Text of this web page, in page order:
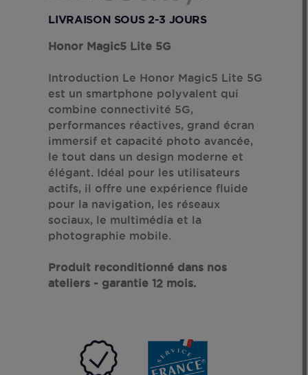
LIVRAISON SOUS 2-3 JOURS
Honor Magic5 Lite 5G
Introduction Le Honor Magic5 Lite 5G
est un smartphone polyvalent qui
combine connectivité 5G,
performances réactives, grand écran
immersif et capacité photo avancée,
le tout dans un design moderne et
élégant. Idéal pour les utilisateurs
actifs, il offre une expérience fluide
pour la navigation, les réseaux
sociaux, le multimédia et la
photographie mobile.
Produit reconditionné dans nos
ateliers - garantie 12 mois.